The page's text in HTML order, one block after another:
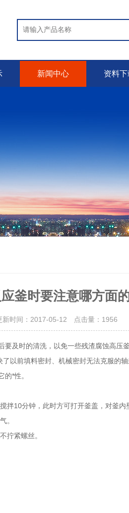
新闻中心 资料下
釜时要注意哪方面
时间：2017-05-12 点击量： 1956
时的清洗，以免一些残渣腐蚀高压
前填料密封、机械密封无法克服的
*性。
10分钟，此时方可打开釜盖，对釜内
。
拧紧螺丝。